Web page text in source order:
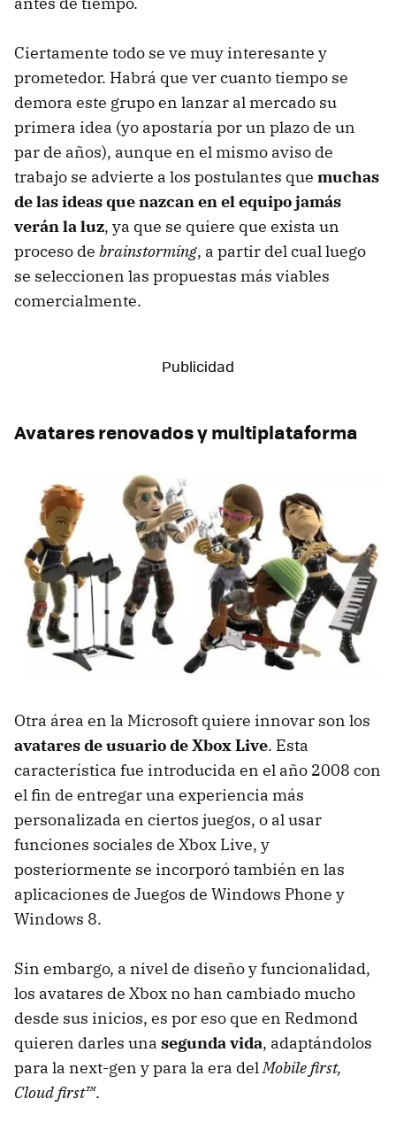
Ciertamente todo se ve muy interesante y
prometedor. Habrá que ver cuanto tiempo se
demora este grupo en lanzar al mercado su
primera idea (yo apostaría por un plazo de un
par de años), aunque en el mismo aviso de
trabajo se advierte a los postulantes que muchas
de las ideas que nazcan en el equipo jamás
verán la luz, ya que se quiere que exista un
proceso de brainstorming, a partir del cual luego
se seleccionen las propuestas más viables
comercialmente.
Avatares renovados y multiplataforma
Otra área en la Microsoft quiere innovar son los
avatares de usuario de Xbox Live. Esta
característica fue introducida en el año 2008 con
el fin de entregar una experiencia más
personalizada en ciertos juegos, o al usar
funciones sociales de Xbox Live, y
posteriormente se incorporó también en las
aplicaciones de Juegos de Windows Phone y
Windows 8.
Sin embargo, a nivel de diseño y funcionalidad,
los avatares de Xbox no han cambiado mucho
desde sus inicios, es por eso que en Redmond
quieren darles una segunda vida, adaptándolos
para la next-gen y para la era del Mobile first,
Cloud first™.